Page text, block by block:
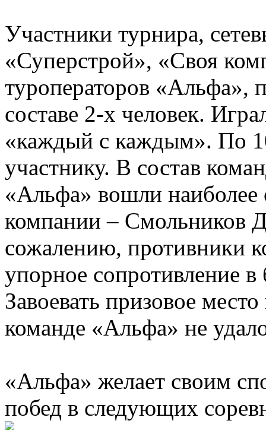
Участники турнира,
«Суперстрой», «Своя
туроператоров «Альфа»,
составе 2-х человек.
«каждый с каждым». По
участнику. В состав
«Альфа» вошли
компании – Смольников
сожалению, противники
упорное сопротивление
Завоевать призовое
команде «Альфа» не
«Альфа» желает своим
побед в следующих